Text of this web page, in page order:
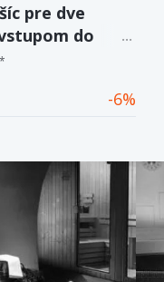
pre dve
do
6